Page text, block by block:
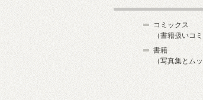
コミックス
（書籍扱いコ
書籍
（写真集とム